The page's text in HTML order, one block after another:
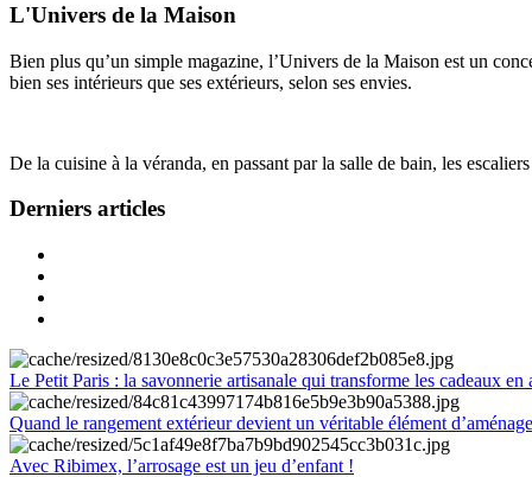
L'Univers de la Maison
Bien plus qu’un simple magazine, l’Univers de la Maison est un
bien ses intérieurs que ses extérieurs, selon ses envies.
De la cuisine à la véranda, en passant par la salle de bain, les
Derniers articles
Le Petit Paris : la savonnerie artisanale qui transforme les cadeaux en
Quand le rangement extérieur devient un véritable élément
Avec Ribimex, l’arrosage est un jeu d’enfant !